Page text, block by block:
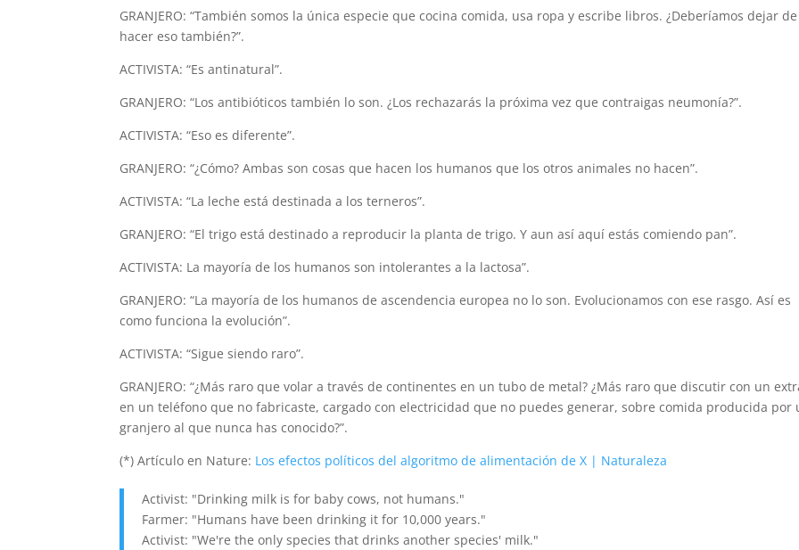
GRANJERO: “También somos la única especie que cocina comida, usa ropa y escribe libros. ¿Deberíamos dejar de
hacer eso también?”.
ACTIVISTA: “Es antinatural”.
GRANJERO: “Los antibióticos también lo son. ¿Los rechazarás la próxima vez que contraigas neumonía?”.
ACTIVISTA: “Eso es diferente”.
GRANJERO: “¿Cómo? Ambas son cosas que hacen los humanos que los otros animales no hacen”.
ACTIVISTA: “La leche está destinada a los terneros”.
GRANJERO: “El trigo está destinado a reproducir la planta de trigo. Y aun así aquí estás comiendo pan”.
ACTIVISTA: La mayoría de los humanos son intolerantes a la lactosa”.
GRANJERO: “La mayoría de los humanos de ascendencia europea no lo son. Evolucionamos con ese rasgo. Así es
como funciona la evolución”.
ACTIVISTA: “Sigue siendo raro”.
GRANJERO: “¿Más raro que volar a través de continentes en un tubo de metal? ¿Más raro que discutir con un
en un teléfono que no fabricaste, cargado con electricidad que no puedes generar, sobre comida producida por
granjero al que nunca has conocido?”.
(*) Artículo en Nature: Los efectos políticos del algoritmo de alimentación de X | Naturaleza
Activist: "Drinking milk is for baby cows, not humans."
Farmer: "Humans have been drinking it for 10,000 years."
Activist: "We're the only species that drinks another species' milk."